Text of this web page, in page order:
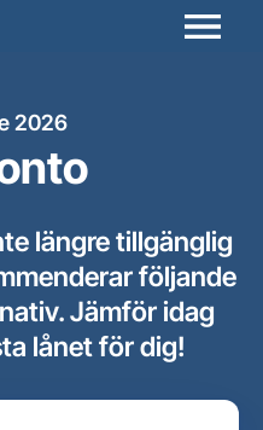
2026
längre tillgänglig
följande
Jämför idag
lånet för dig!